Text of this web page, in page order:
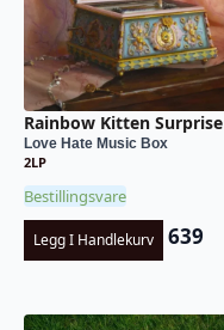
Rainbow Kitten Surprise
Love Hate Music Box
2LP
Bestillingsvare
Legg I Handlekurv 639